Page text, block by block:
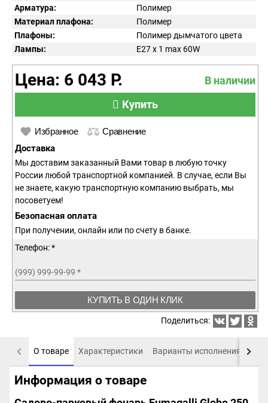
Арматура:
Полимер
Материал плафона:
Полимер
Плафоны:
Полимер дымчатого цвета
Лампы:
E27 x 1 max 60W
Цена: 6 043 Р.
В наличии
Купить
Избранное Сравнение
Доставка
Мы доставим заказанный Вами товар в любую точку
России любой транспортной компанией. В случае, если Вы
не знаете, какую транспортную компанию выбрать, мы
посоветуем!
Безопасная оплата
При получении, онлайн или по счету в банке.
Телефон: *
(999) 999-99-99 *
КУПИТЬ В ОДИН КЛИК
Поделиться:
О товаре Характеристики Варианты исполнения
Информация о товаре